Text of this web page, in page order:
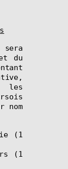
du
nom
(1
(1